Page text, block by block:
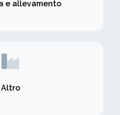
e allevamento
Altro